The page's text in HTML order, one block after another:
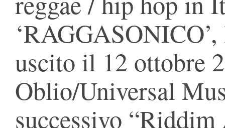
uscito il 12 ottobre
Oblio/Universal
successivo